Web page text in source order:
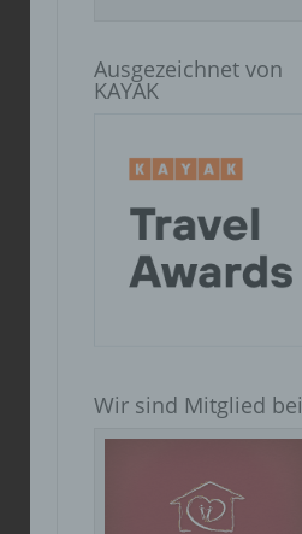
Ausgezeichnet von
KAYAK
Wir sind Mitglied bei